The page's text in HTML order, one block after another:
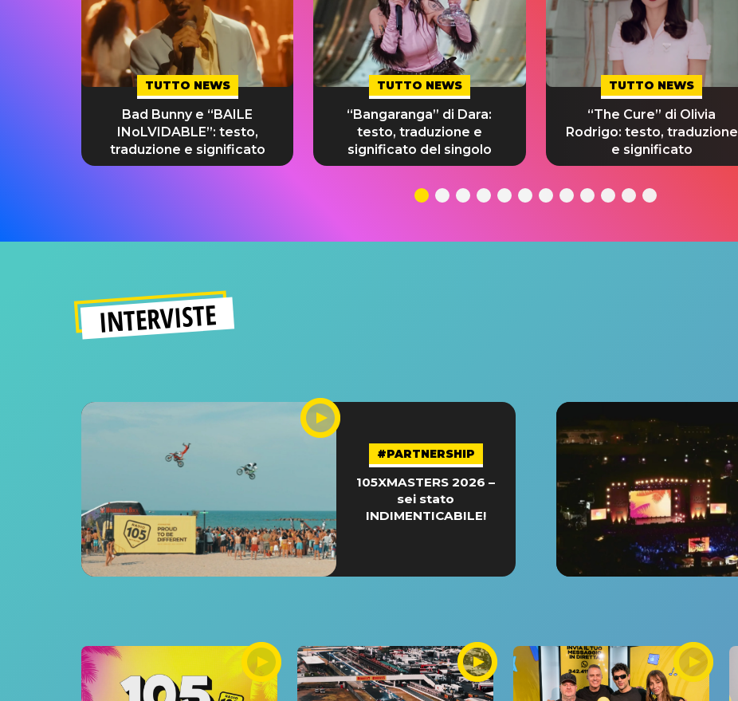
TUTTO NEWS
Bad Bunny e “BAILE
INoLVIDABLE”: testo,
traduzione e significato
TUTTO NEWS
“Bangaranga” di Dara:
testo, traduzione e
significato del singolo
TUTTO NEWS
“The Cure” di Olivia
Rodrigo: testo, traduzione
e significato
INTERVISTE
#PARTNERSHIP
105XMASTERS 2026 –
sei stato
INDIMENTICABILE!